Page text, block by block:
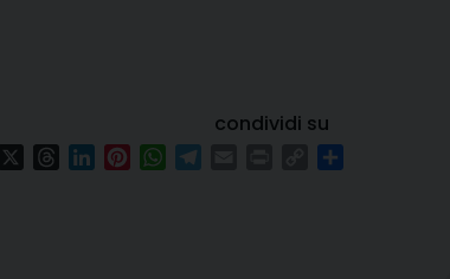
condividi su
FacebookThreadsLinkedInPinterestWhatsApp
Copy